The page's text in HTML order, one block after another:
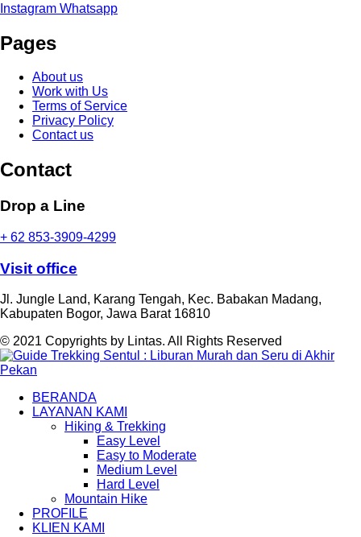
Instagram Whatsapp
Pages
About us
Work with Us
Terms of Service
Privacy Policy
Contact us
Contact
Drop a Line
+ 62 853-3909-4299
Visit office
Jl. Jungle Land, Karang Tengah, Kec. Babakan Madang,
Kabupaten Bogor, Jawa Barat 16810
© 2021 Copyrights by Lintas. All Rights Reserved
BERANDA
LAYANAN KAMI
Hiking & Trekking
Easy Level
Easy to Moderate
Medium Level
Hard Level
Mountain Hike
PROFILE
KLIEN KAMI